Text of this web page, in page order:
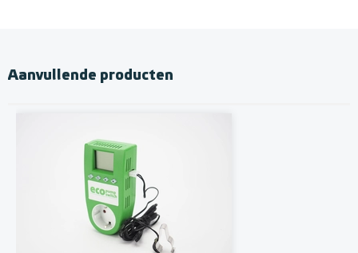
Aanvullende producten